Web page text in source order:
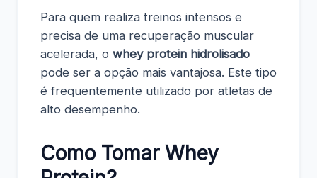
Para quem realiza treinos intensos e
precisa de uma recuperação muscular
acelerada, o whey protein hidrolisado
pode ser a opção mais vantajosa. Este tipo
é frequentemente utilizado por atletas de
alto desempenho.
Como Tomar Whey